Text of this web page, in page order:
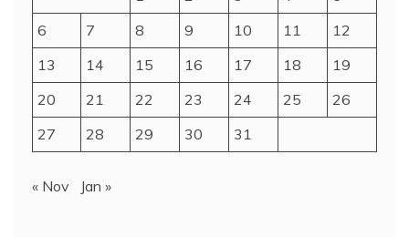
6
7 8 9 10 11
12
13
14 15 16 17 18
19
20
21 22 23 24 25
26
27
28 29 30 31
« Nov Jan »